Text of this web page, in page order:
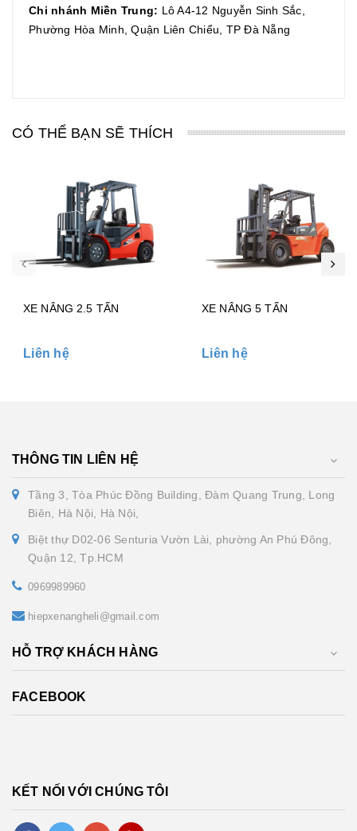
Chi nhánh Miền Trung: Lô A4-12 Nguyễn Sinh Sắc,
Phường Hòa Minh, Quận Liên Chiểu, TP Đà Nẵng
CÓ THỂ BẠN SẼ THÍCH
XE NÂNG 2.5 TẤN
Liên hệ
XE NÂNG 5 TẤN
Liên hệ
THÔNG TIN LIÊN HỆ
Tầng 3, Tòa Phúc Đồng Building, Đàm Quang Trung, Long
Biên, Hà Nội, Hà Nội,
Biệt thự D02-06 Senturia Vườn Lài, phường An Phú Đông,
Quận 12, Tp.HCM
0969989960
hiepxenangheli@gmail.com
HỖ TRỢ KHÁCH HÀNG
FACEBOOK
KẾT NỐI VỚI CHÚNG TÔI